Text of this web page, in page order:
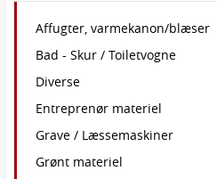
Affugter, varmekanon/blæser
Bad - Skur / Toiletvogne
Diverse
Entreprenør materiel
Grave / Læssemaskiner
Grønt materiel